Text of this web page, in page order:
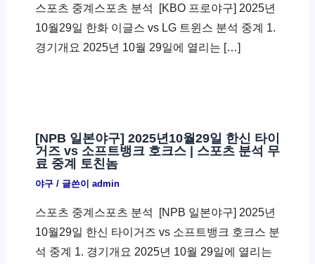
스포츠 중계스포츠 분석 ​ [KBO 프로야구] 2025년
10월29일 한화 이글스 vs LG 트윈스 분석 중계 1.
경기개요 2025년 10월 29일에 열리는 […]
[NPB 일본야구] 2025년10월29일 한신 타이
거즈 vs 소프트뱅크 호크스 | 스포츠 분석 무
료 중계 토친놈
야구/ 글쓴이 admin
스포츠 중계스포츠 분석 ​ [NPB 일본야구] 2025년
10월29일 한신 타이거즈 vs 소프트뱅크 호크스 분
석 중계 1. 경기개요 2025년 10월 29일에 열리는